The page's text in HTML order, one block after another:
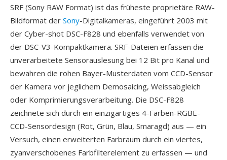
SRF (Sony RAW Format) ist das früheste proprietäre RAW-
Bildformat der Sony-Digitalkameras, eingeführt 2003 mit
der Cyber-shot DSC-F828 und ebenfalls verwendet von
der DSC-V3-Kompaktkamera. SRF-Dateien erfassen die
unverarbeitete Sensorauslesung bei 12 Bit pro Kanal und
bewahren die rohen Bayer-Musterdaten vom CCD-Sensor
der Kamera vor jeglichem Demosaicing, Weissabgleich
oder Komprimierungsverarbeitung. Die DSC-F828
zeichnete sich durch ein einzigartiges 4-Farben-RGBE-
CCD-Sensordesign (Rot, Grün, Blau, Smaragd) aus — ein
Versuch, einen erweiterten Farbraum durch ein viertes,
zyanverschobenes Farbfilterelement zu erfassen — und